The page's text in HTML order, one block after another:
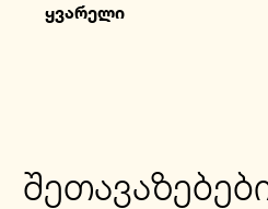
ყვარელი